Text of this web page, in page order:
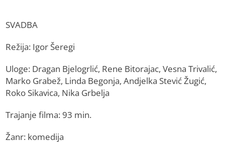
SVADBA
Režija: Igor Šeregi
Uloge: Dragan Bjelogrlić, Rene Bitorajac, Vesna Trivalić,
Marko Grabež, Linda Begonja, Andjelka Stević Žugić,
Roko Sikavica, Nika Grbelja
Trajanje filma: 93 min.
Žanr: komedija